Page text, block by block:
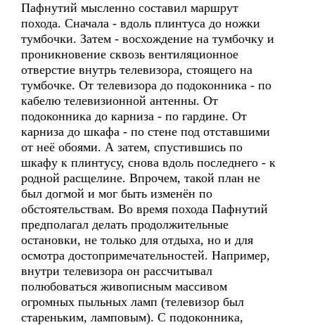
Пафнутий мысленно составил маршрут
похода. Сначала - вдоль плинтуса до ножки
тумбочки. Затем - восхождение на тумбочку и
проникновение сквозь вентиляционное
отверстие внутрь телевизора, стоящего на
тумбочке. От телевизора до подоконника - по
кабелю телевизионной антенны. От
подоконника до карниза - по гардине. От
карниза до шкафа - по стене под отставшими
от неё обоями. А затем, спустившись по
шкафу к плинтусу, снова вдоль последнего - к
родной расщелине. Впрочем, такой план не
был догмой и мог быть изменён по
обстоятельствам. Во время похода Пафнутий
предполагал делать продолжительные
остановки, не только для отдыха, но и для
осмотра достопримечательностей. Например,
внутри телевизора он рассчитывал
полюбоваться живописным массивом
огромных пыльных ламп (телевизор был
стареньким, ламповым). С подоконника,